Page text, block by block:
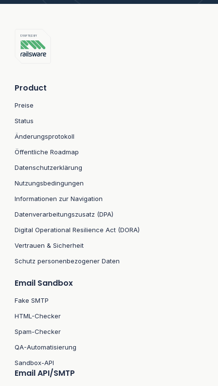
Product
Preise
Status
Änderungsprotokoll
Öffentliche Roadmap
Datenschutzerklärung
Nutzungsbedingungen
Informationen zur Navigation
Datenverarbeitungszusatz (DPA)
Digital Operational Resilience Act (DORA)
Vertrauen & Sicherheit
Schutz personenbezogener Daten
Email Sandbox
Fake SMTP
HTML-Checker
Spam-Checker
QA-Automatisierung
Sandbox-API
Email API/SMTP